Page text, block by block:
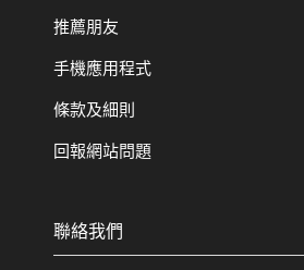
推薦朋友
手機應用程式
條款及細則
回報網站問題
聯絡我們